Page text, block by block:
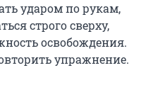
ударом по рукам,
строго сверху,
освобождения.
упражнение.